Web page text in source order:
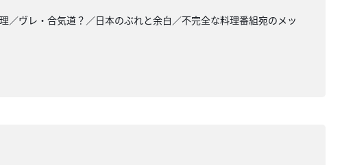
ヴレ・合気道？／日本のぶれと余白／不完全な料理番組宛のメッ